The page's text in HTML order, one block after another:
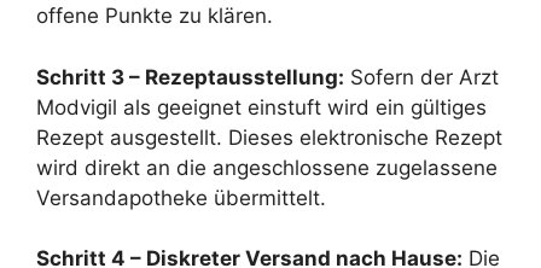
offene Punkte zu klären.
Schritt 3 – Rezeptausstellung: Sofern der Arzt
Modvigil als geeignet einstuft wird ein gültiges
Rezept ausgestellt. Dieses elektronische Rezept
wird direkt an die angeschlossene zugelassene
Versandapotheke übermittelt.
Schritt 4 – Diskreter Versand nach Hause: Die